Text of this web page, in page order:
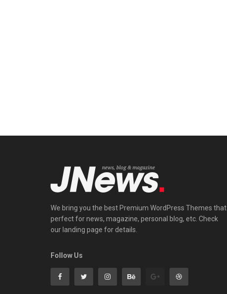
We bring you the best Premium WordPress Themes that
perfect for news, magazine, personal blog, etc. Check
our landing page for details.
Follow Us